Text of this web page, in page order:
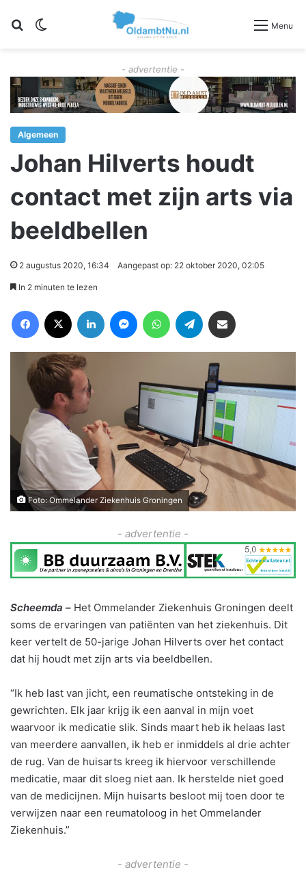
Zoeken Menu
- advertentie -
Algemeen
Johan Hilverts houdt
contact met zijn arts via
beeldbellen
2 augustus 2020, 16:34 Aangepast op: 22 oktober 2020, 02:05
In 2 minuten te lezen
Foto: Ommelander Ziekenhuis Groningen
- advertentie -
Scheemda – Het Ommelander Ziekenhuis Groningen deelt
soms de ervaringen van patiënten van het ziekenhuis. Dit
keer vertelt de 50-jarige Johan Hilverts over het contact
dat hij houdt met zijn arts via beeldbellen.
“Ik heb last van jicht, een reumatische ontsteking in de
gewrichten. Elk jaar krijg ik een aanval in mijn voet
waarvoor ik medicatie slik. Sinds maart heb ik helaas last
van meerdere aanvallen, ik heb er inmiddels al drie achter
de rug. Van de huisarts kreeg ik hiervoor verschillende
medicatie, maar dit sloeg niet aan. Ik herstelde niet goed
van de medicijnen. Mijn huisarts besloot mij toen door te
verwijzen naar een reumatoloog in het Ommelander
Ziekenhuis.”
- advertentie -